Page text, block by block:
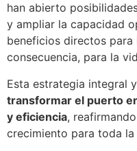
han abierto
y ampliar la capacidad
beneficios directos
consecuencia, para la
Esta estrategia integral
transformar el puerto
y eficiencia,
crecimiento para toda la